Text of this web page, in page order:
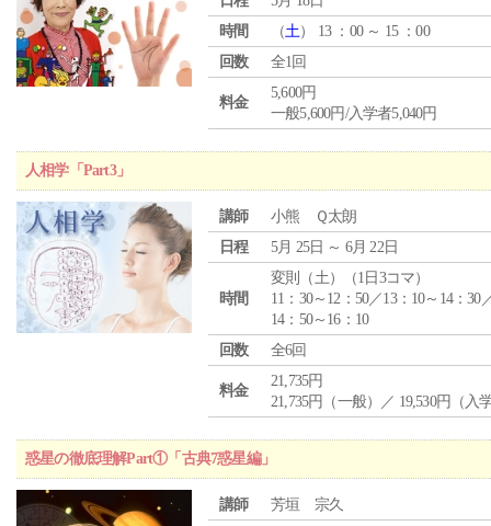
時間
（土） 13 ：00 ～ 15 ：00
回数
全1回
料金
5,600円
一般5,600円/入学者5,040円
人相学「Part3」
講師
小熊 Ｑ太朗
日程
5月 25日 ～ 6月 22日
時間
変則（土）（1日3コマ）
11：30～12：50／13：10～14：30
14：50～16：10
回数
全6回
料金
21,735円
21,735円（一般）／ 19,530円（入
惑星の徹底理解Part①「古典7惑星編」
講師
芳垣 宗久